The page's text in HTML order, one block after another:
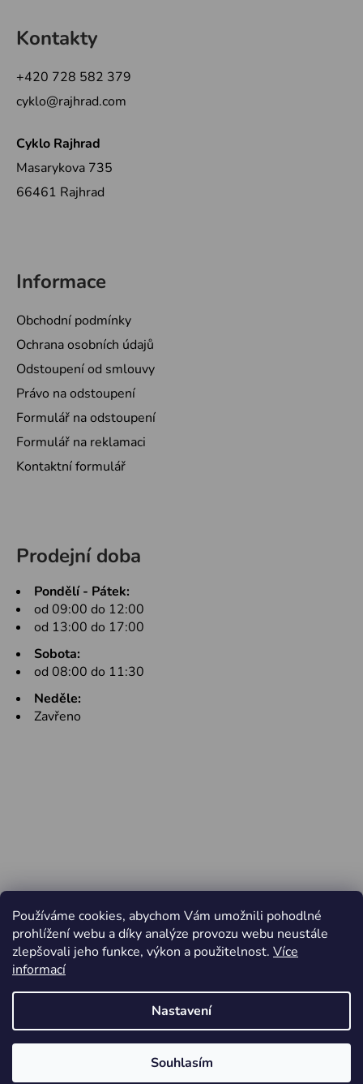
Používáme cookies, abychom Vám umožnili pohodlné
prohlížení webu a díky analýze provozu webu neustále
zlepšovali jeho funkce, výkon a použitelnost. Více
informací
Nastavení
Souhlasím
Kontakty
+420 728 582 379
cyklo@rajhrad.com
Cyklo Rajhrad
Masarykova 735
66461 Rajhrad
Informace
Obchodní podmínky
Ochrana osobních údajů
Odstoupení od smlouvy
Právo na odstoupení
Formulář na odstoupení
Formulář na reklamaci
Kontaktní formulář
Prodejní doba
Pondělí - Pátek:
od 09:00 do 12:00
od 13:00 do 17:00
Sobota:
od 08:00 do 11:30
Neděle:
Zavřeno
Vytvořil Shoptet
Jiří Minařík - Cyklo Rajhrad